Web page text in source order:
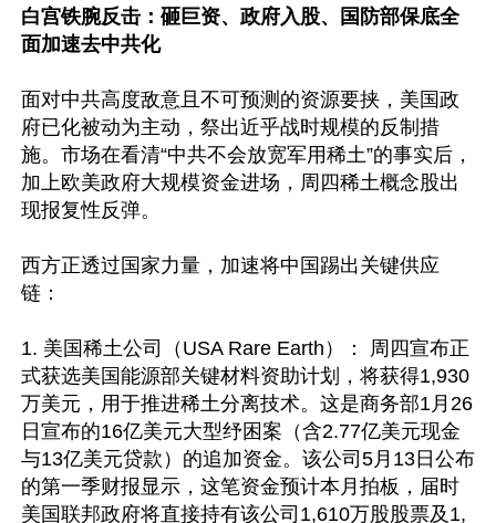
白宫铁腕反击：砸巨资、政府入股、国防部保底全
面加速去中共化
面对中共高度敌意且不可预测的资源要挟，美国政
府已化被动为主动，祭出近乎战时规模的反制措
施。市场在看清“中共不会放宽军用稀土”的事实后，
加上欧美政府大规模资金进场，周四稀土概念股出
现报复性反弹。
西方正透过国家力量，加速将中国踢出关键供应
链：
1. 美国稀土公司（USA Rare Earth）： 周四宣布正
式获选美国能源部关键材料资助计划，将获得1,930
万美元，用于推进稀土分离技术。这是商务部1月26
日宣布的16亿美元大型纾困案（含2.77亿美元现金
与13亿美元贷款）的追加资金。该公司5月13日公布
的第一季财报显示，这笔资金预计本月拍板，届时
美国联邦政府将直接持有该公司1,610万股股票及1,